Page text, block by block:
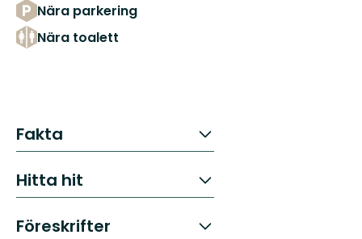
Nära parkering
Nära toalett
Fakta
Hitta hit
Föreskrifter